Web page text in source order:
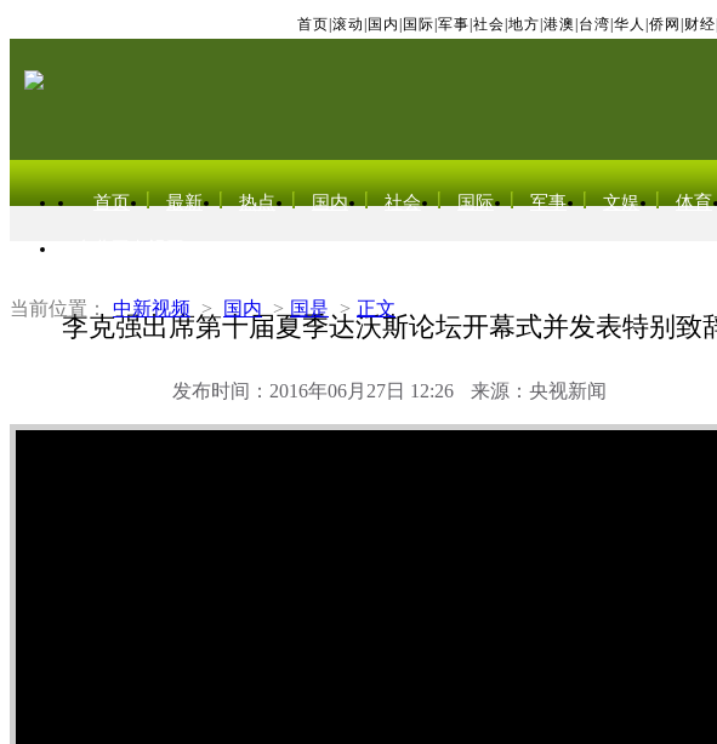
首页 滚动 国内 国际 军事 社会 地方 港澳 台湾 华人 侨网 财经
首页 最新 热点 国内 社会 国际 军事 文娱 体育
当前位置： 中新视频 > 国内 > 国是 > 正文
李克强出席第十届夏季达沃斯论坛开幕式并发表特别致
发布时间：2016年06月27日 12:26 来源：央视新闻